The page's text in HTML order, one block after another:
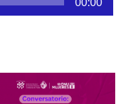
00:00